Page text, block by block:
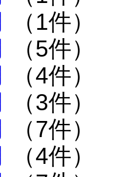
（1件）
（5件）
（4件）
（3件）
（7件）
（4件）